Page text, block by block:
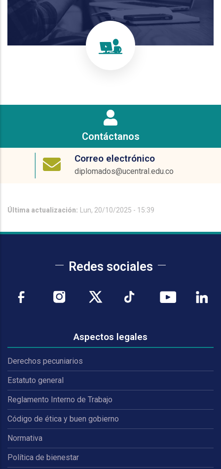
Contáctanos
Correo electrónico
diplomados@ucentral.edu.co
Última actualización: Lun, 20/10/2025 - 15:39
Redes sociales
Aspectos legales
Derechos pecuniarios
Estatuto general
Reglamento Interno de Trabajo
Código de ética y buen gobierno
Normativa
Política de bienestar